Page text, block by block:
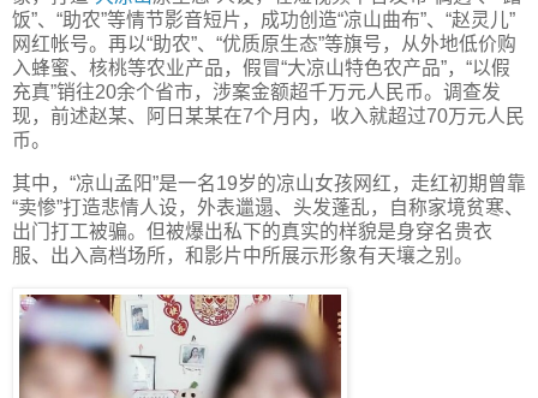
饭”、“助农”等情节影音短片，成功创造“凉山曲布”、“赵灵儿”
网红帐号。再以“助农”、“优质原生态”等旗号，从外地低价购
入蜂蜜、核桃等农业产品，假冒“大凉山特色农产品”，“以假
充真”销往20余个省市，涉案金额超千万元人民币。调查发
现，前述赵某、阿日某某在7个月内，收入就超过70万元人民
币。
其中，“凉山孟阳”是一名19岁的凉山女孩网红，走红初期曾靠
“卖惨”打造悲情人设，外表邋遢、头发蓬乱，自称家境贫寒、
出门打工被骗。但被爆出私下的真实的样貌是身穿名贵衣
服、出入高档场所，和影片中所展示形象有天壤之别。